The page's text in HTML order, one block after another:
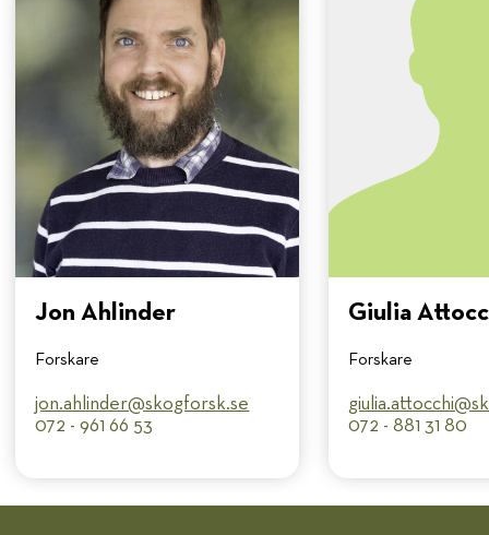
Jon Ahlinder
Forskare
jon.ahlinder@​skogforsk.se
072 - 961 66 53
Giulia
Forskare
072 - 881 31 80